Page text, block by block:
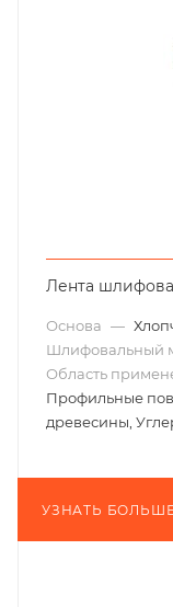
Лента
Основа —
Шлифовальный
Область
Профильные
древесины,
УЗНАТЬ